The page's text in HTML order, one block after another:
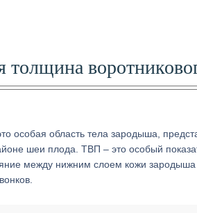
толщина
особая область тела зародыша,
шеи плода. ТВП – это особый
между нижним слоем кожи зародыша